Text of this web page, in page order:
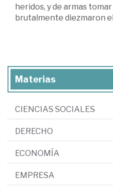
heridos, y de armas
brutalmente diezmaron
Materias
CIENCIAS SOCIALES
DERECHO
ECONOMÍA
EMPRESA